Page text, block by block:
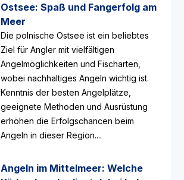
Ostsee: Spaß und Fangerfolg am
Meer
Die polnische Ostsee ist ein beliebtes
Ziel für Angler mit vielfältigen
Angelmöglichkeiten und Fischarten,
wobei nachhaltiges Angeln wichtig ist.
Kenntnis der besten Angelplätze,
geeignete Methoden und Ausrüstung
erhöhen die Erfolgschancen beim
Angeln in dieser Region....
Angeln im Mittelmeer: Welche